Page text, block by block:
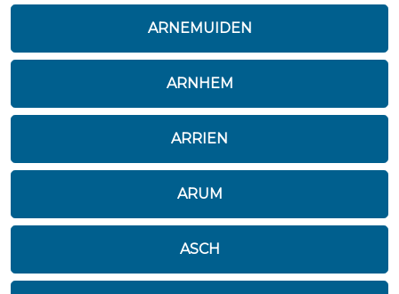
ARNEMUIDEN
ARNHEM
ARRIEN
ARUM
ASCH